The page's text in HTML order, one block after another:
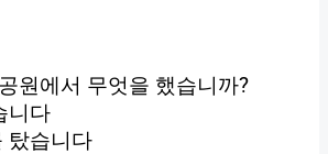
원에서 무엇을 했습니까?
니다
습니다